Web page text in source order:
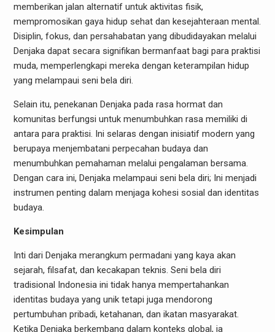
memberikan jalan alternatif untuk aktivitas fisik,
mempromosikan gaya hidup sehat dan kesejahteraan mental.
Disiplin, fokus, dan persahabatan yang dibudidayakan melalui
Denjaka dapat secara signifikan bermanfaat bagi para praktisi
muda, memperlengkapi mereka dengan keterampilan hidup
yang melampaui seni bela diri.
Selain itu, penekanan Denjaka pada rasa hormat dan
komunitas berfungsi untuk menumbuhkan rasa memiliki di
antara para praktisi. Ini selaras dengan inisiatif modern yang
berupaya menjembatani perpecahan budaya dan
menumbuhkan pemahaman melalui pengalaman bersama.
Dengan cara ini, Denjaka melampaui seni bela diri; Ini menjadi
instrumen penting dalam menjaga kohesi sosial dan identitas
budaya.
Kesimpulan
Inti dari Denjaka merangkum permadani yang kaya akan
sejarah, filsafat, dan kecakapan teknis. Seni bela diri
tradisional Indonesia ini tidak hanya mempertahankan
identitas budaya yang unik tetapi juga mendorong
pertumbuhan pribadi, ketahanan, dan ikatan masyarakat.
Ketika Denjaka berkembang dalam konteks global, ia